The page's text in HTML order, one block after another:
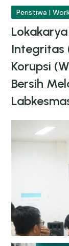
Peristiwa |
Integritas
Korupsi
Bersih